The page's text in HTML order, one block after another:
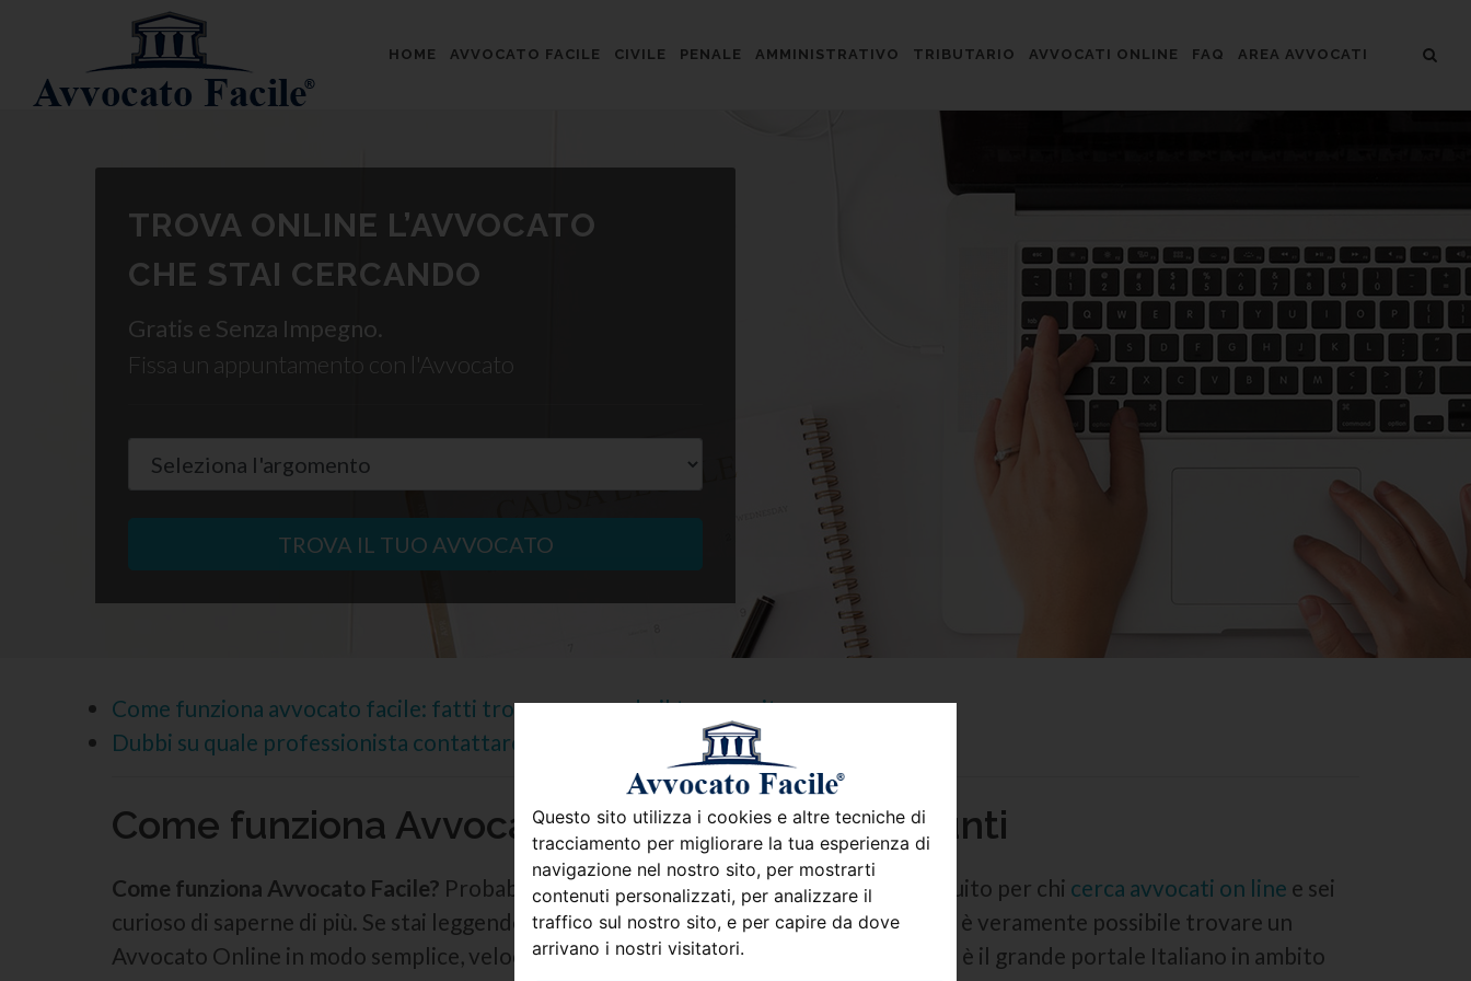
Questo sito utilizza i cookies e altre tecniche di
tracciamento per migliorare la tua esperienza di
navigazione nel nostro sito, per mostrarti
contenuti personalizzati, per analizzare il
traffico sul nostro sito, e per capire da dove
arrivano i nostri visitatori.
HOME AVVOCATO FACILE CIVILE PENALE AMMINISTRATIVO TRIBUTARIO AVVOCATI ONLINE FAQ AREA AVVOCATI
TROVA ONLINE L’AVVOCATO
CHE STAI CERCANDO
Gratis e Senza Impegno.
Fissa un appuntamento con l'Avvocato
TROVA IL TUO AVVOCATO
Come funziona avvocato facile: fatti trovare ponendo il tuo quesito
Dubbi su quale professionista contattare? schiarisciti le idee con avvocato facile
Come funziona Avvocato Facile – guida per punti
Come funziona Avvocato Facile? Probabilmente hai sentito parlare del servizio gratuito per chi cerca avvocati on line e sei
curioso di saperne di più. Se stai leggendo questa pagina è perché ti stai chiedendo se è veramente possibile trovare un
Avvocato Online in modo semplice, veloce e gratuito ma al tempo stesso efficace. AF è il grande portale Italiano in ambito